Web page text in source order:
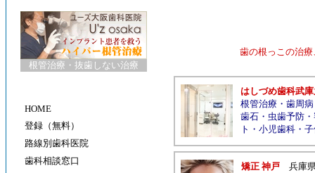
根管治療 ・ 抜歯しない治療
HOME
登録（無料）
路線別歯科医院
歯科相談窓口
歯の根っこの治
はしづめ歯科武
根管治療・ 歯周病
歯石・ 虫歯予防・
ト ・ 小児歯科・
矯正 神戸
兵庫